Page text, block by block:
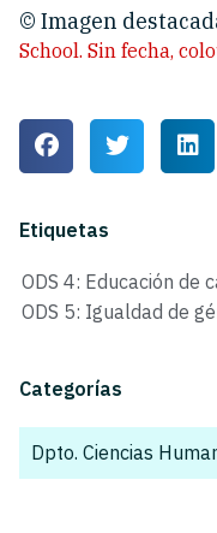
© Imagen
School. Sin fecha,
Etiquetas
ODS 4: Educación de
ODS 5: Igualdad de
Categorías
Dpto. Ciencias